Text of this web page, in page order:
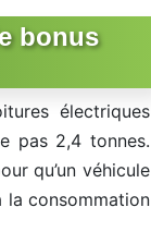
bonus
électriques
pas 2,4 tonnes.
qu’un véhicule
la consommation